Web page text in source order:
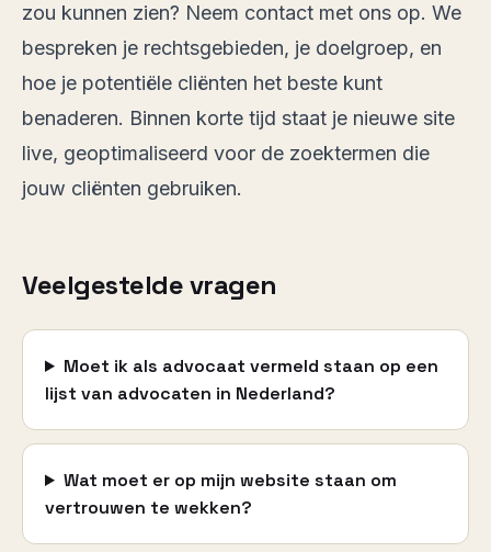
zou kunnen zien? Neem contact met ons op. We
bespreken je rechtsgebieden, je doelgroep, en
hoe je potentiële cliënten het beste kunt
benaderen. Binnen korte tijd staat je nieuwe site
live, geoptimaliseerd voor de zoektermen die
jouw cliënten gebruiken.
Veelgestelde vragen
Moet ik als advocaat vermeld staan op een
lijst van advocaten in Nederland?
Wat moet er op mijn website staan om
vertrouwen te wekken?